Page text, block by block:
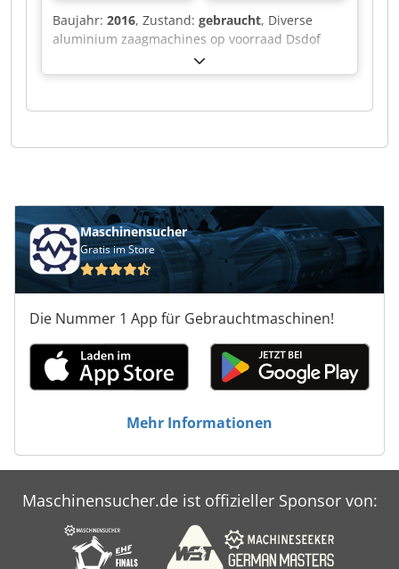
Baujahr: 2016, Zustand: gebraucht, Diverse
aluminium zaagmachines op voorraad Dsdof
Maschinensucher
Gratis im Store
Die Nummer 1 App für Gebrauchtmaschinen!
Mehr Informationen
Maschinensucher.de ist offizieller Sponsor von: